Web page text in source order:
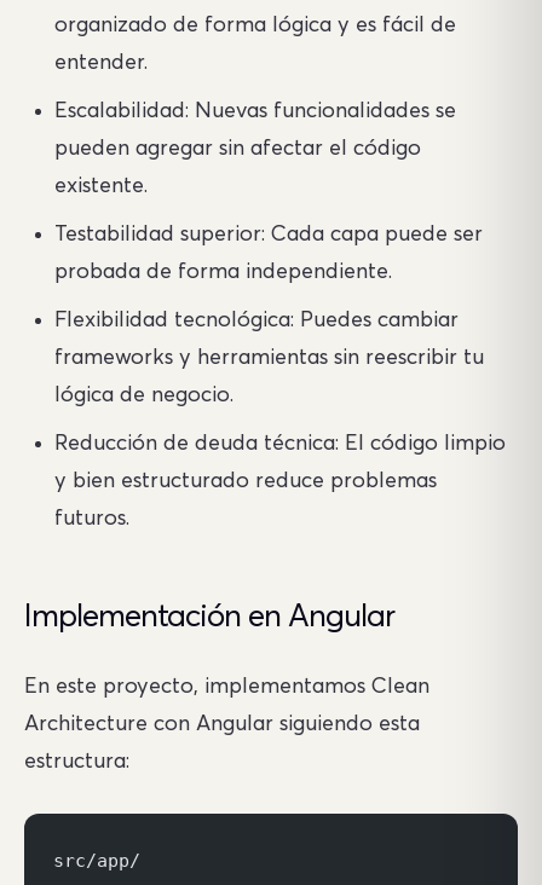
organizado de forma lógica y es fácil de
entender.
Escalabilidad: Nuevas funcionalidades se
pueden agregar sin afectar el código
existente.
Testabilidad superior: Cada capa puede ser
probada de forma independiente.
Flexibilidad tecnológica: Puedes cambiar
frameworks y herramientas sin reescribir tu
lógica de negocio.
Reducción de deuda técnica: El código limpio
y bien estructurado reduce problemas
futuros.
Implementación en Angular
En este proyecto, implementamos Clean
Architecture con Angular siguiendo esta
estructura:
src/app/